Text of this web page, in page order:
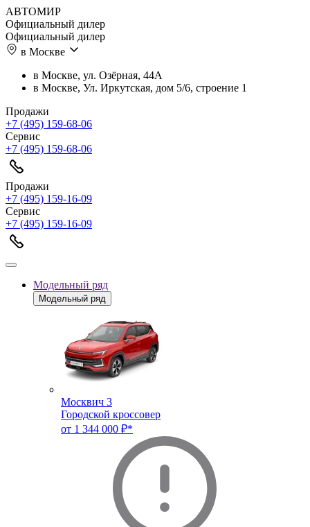
АВТОМИР
Официальный дилер
Официальный дилер
в Москве
в Москве, ул. Озёрная, 44А
в Москве, Ул. Иркутская, дом 5/6, строение 1
Продажи
+7 (495) 159-68-06
Сервис
+7 (495) 159-68-06
Продажи
+7 (495) 159-16-09
Сервис
+7 (495) 159-16-09
Модельный ряд
Модельный ряд
Москвич 3
Городской кроссовер
от 1 344 000 ₽*